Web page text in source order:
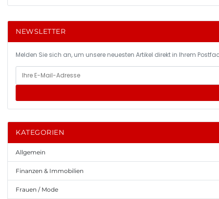
NEWSLETTER
Melden Sie sich an, um unsere neuesten Artikel direkt in Ihrem
KATEGORIEN
Allgemein
Finanzen & Immobilien
Frauen / Mode